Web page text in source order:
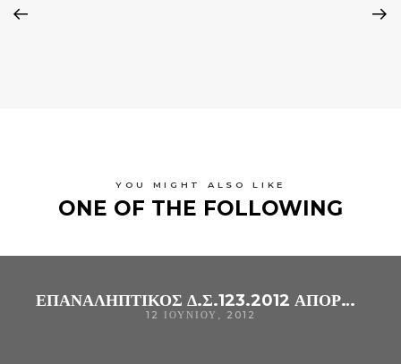
YOU MIGHT ALSO LIKE
ONE OF THE FOLLOWING
ΕΠΑΝΑΛΗΠΤΙΚΟΣ Δ.Σ.123.2012 ΑΠΟΡΥΠΑΝΤΙΚΑ
12 ΙΟΥΝΊΟΥ, 2012